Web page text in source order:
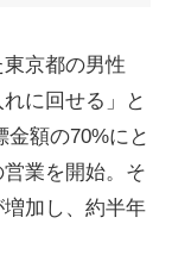
京都の男性
に回せる」と
額の70%にと
業を開始。そ
加し、約半年